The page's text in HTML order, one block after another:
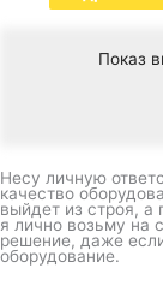
Показ
Несу личную
качество
выйдет из строя, а
я лично возьму на
решение, даже
оборудование.